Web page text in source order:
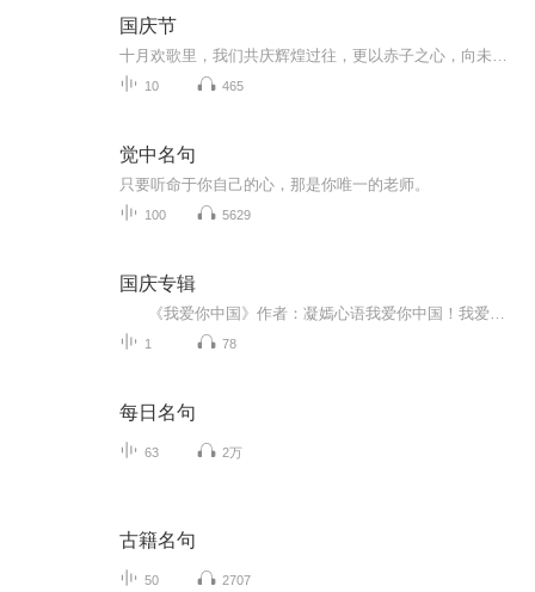
国庆节
10 465
觉中名句
只要听命于你自己的心，那是你唯一的老师。
100 5629
国庆专辑
1 78
每日名句
63 2万
古籍名句
50 2707